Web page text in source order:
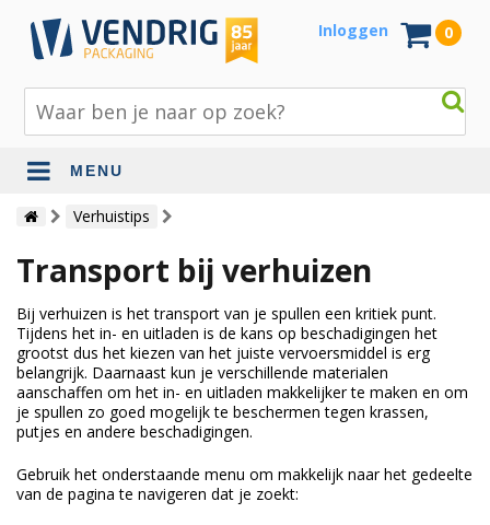
Inloggen 0
MENU
Beschermingsmateriaal
Bouw- en tuinmaterialen
Jute en lopers
Papier en karton
Tape en stickers
Verhuismaterialen
Verhuistips
Transport bij verhuizen
Bij verhuizen is het transport van je spullen een kritiek punt.
Tijdens het in- en uitladen is de kans op beschadigingen het
grootst dus het kiezen van het juiste vervoersmiddel is erg
belangrijk. Daarnaast kun je verschillende materialen
aanschaffen om het in- en uitladen makkelijker te maken en om
je spullen zo goed mogelijk te beschermen tegen krassen,
putjes en andere beschadigingen.
Gebruik het onderstaande menu om makkelijk naar het gedeelte
van de pagina te navigeren dat je zoekt: